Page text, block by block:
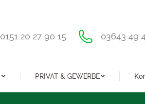
0151 20 27 90 15 03643 49
PRIVAT & GEWERBE